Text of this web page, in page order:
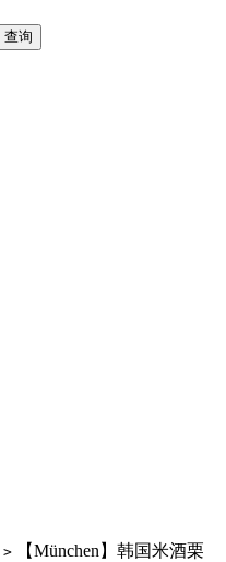
> 【München】韩国米酒栗